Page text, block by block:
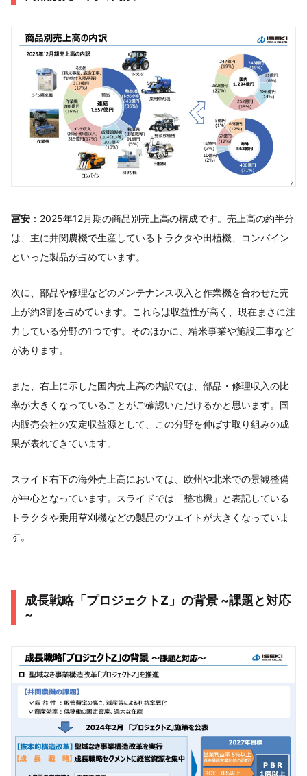
冨安 ：2025年12月期の商品別売上高の構成です。売上高の約半分
は、主に井関農機で生産しているトラクタや田植機、コンバイン
といった製品が占めています。
次に、部品や修理などのメンテナンス収入と作業機を合わせた売
上が約3割を占めています。これらは収益性が高く、現在まさに注
力している分野の1つです。そのほかに、精米事業や施設工事など
があります。
また、右上に示した国内売上高の内訳では、部品・修理収入の比
率が大きくなっていることがご確認いただけるかと思います。国
内販売会社の安定収益源として、この分野を伸ばす取り組みの成
果が表れてきています。
スライド右下の海外売上高においては、欧州や北米での景観整備
が中心となっています。スライドでは「整地機」と表記している
トラクタや乗用草刈機などの製品のウエイトが大きくなっていま
す。
成長戦略「プロジェクトZ」の背景 ~課題と対応
~